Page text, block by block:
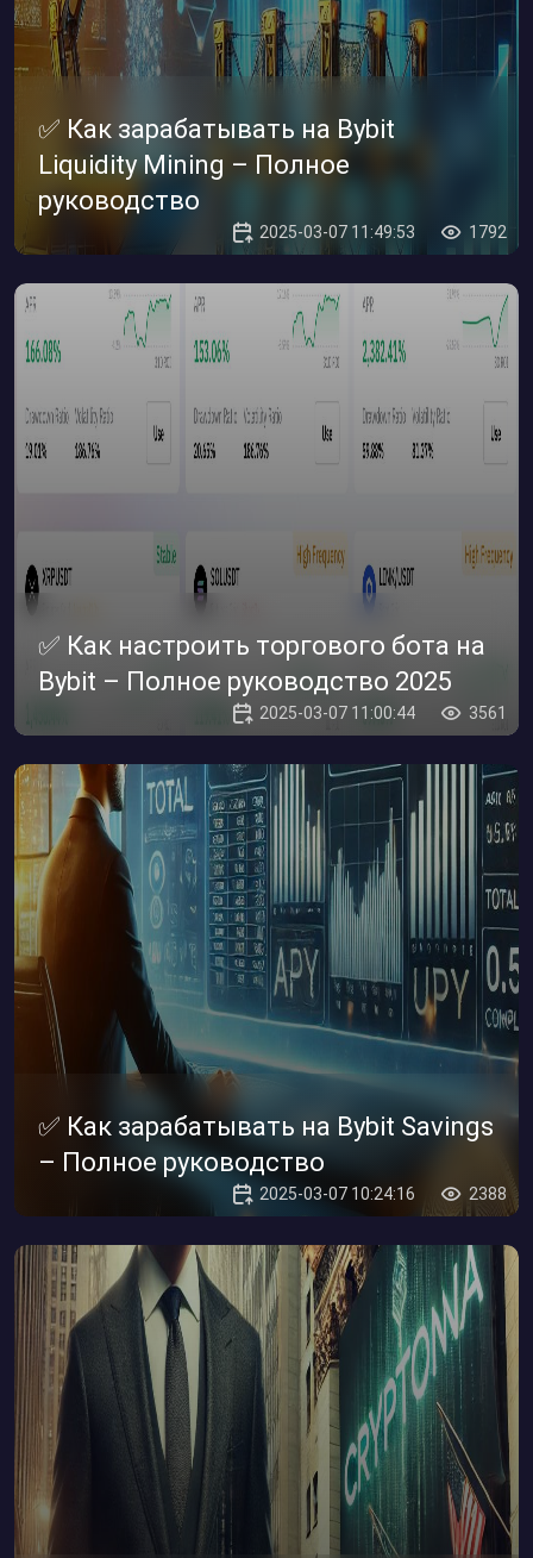
✅ Как зарабатывать на Bybit
Liquidity Mining – Полное
руководство
2025-03-07 11:49:53 1792
✅ Как настроить торгового бота на
Bybit – Полное руководство 2025
2025-03-07 11:00:44 3561
✅ Как зарабатывать на Bybit Savings
– Полное руководство
2025-03-07 10:24:16 2388